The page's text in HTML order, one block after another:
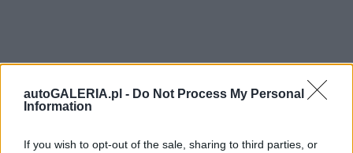
autoGALERIA.pl - Do Not Process My Personal
Information
If you wish to opt-out of the sale, sharing to third parties, or